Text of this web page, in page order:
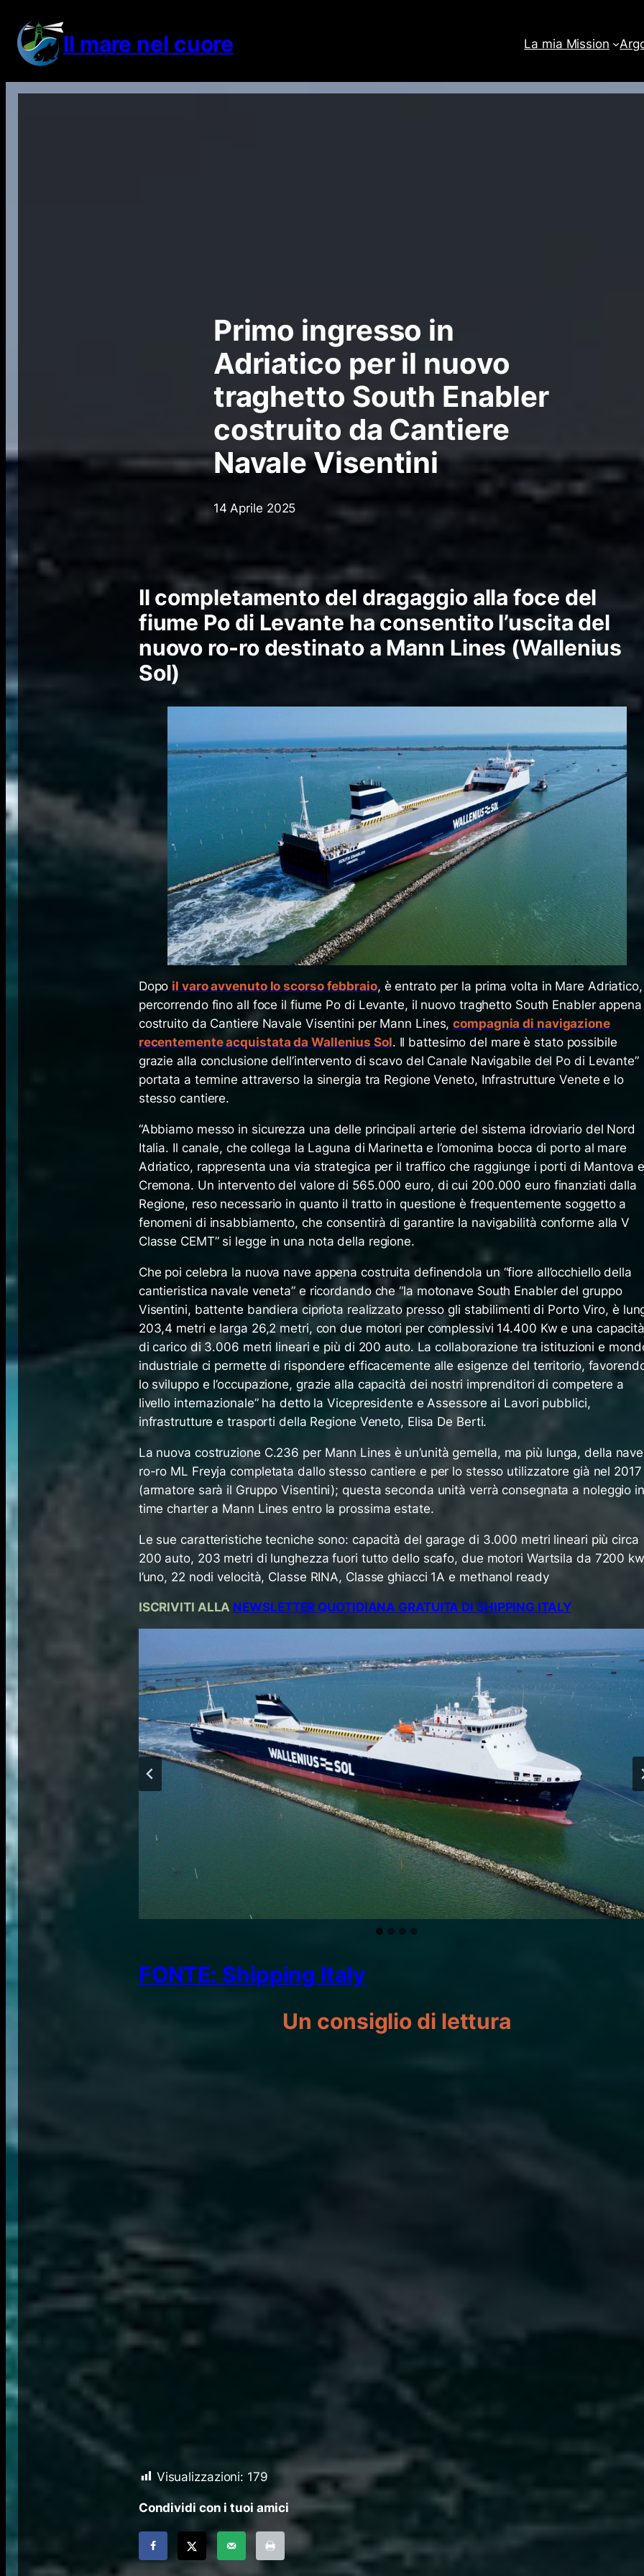
contenuto Il mare nel cuore La mia Mission
Primo ingresso in
Adriatico per il nuovo
traghetto South Enabler
costruito da Cantiere
Navale Visentini
14 Aprile 2025
Il completamento del dragaggio alla foce del
fiume Po di Levante ha consentito l’uscita del
nuovo ro-ro destinato a Mann Lines (Wallenius
Sol)
Dopo il varo avvenuto lo scorso febbraio, è entrato per la prima volta in Mare Adriatico,
percorrendo fino all foce il fiume Po di Levante, il nuovo traghetto South Enabler appena
costruito da Cantiere Navale Visentini per Mann Lines,compagnia di navigazione
recentemente acquistata da Wallenius Sol. Il battesimo del mare è stato possibile
grazie alla conclusione dell’intervento di scavo del Canale Navigabile del Po di Levante”
portata a termine attraverso la sinergia tra Regione Veneto, Infrastrutture Venete e lo
stesso cantiere.
“Abbiamo messo in sicurezza una delle principali arterie del sistema idroviario del Nord
Italia. Il canale, che collega la Laguna di Marinetta e l’omonima bocca di porto al mare
Adriatico, rappresenta una via strategica per il traffico che raggiunge i porti di Mantova e
Cremona. Un intervento del valore di 565.000 euro, di cui 200.000 euro finanziati dalla
Regione, reso necessario in quanto il tratto in questione è frequentemente soggetto a
fenomeni di insabbiamento, che consentirà di garantire la navigabilità conforme alla V
Classe CEMT” si legge in una nota della regione.
Che poi celebra la nuova nave appena costruita definendola un “fiore all’occhiello della
cantieristica navale veneta” e ricordando che “la motonave South Enabler del gruppo
Visentini, battente bandiera cipriota realizzato presso gli stabilimenti di Porto Viro, è
203,4 metri e larga 26,2 metri, con due motori per complessivi 14.400 Kw e una
di carico di 3.006 metri lineari e più di 200 auto. La collaborazione tra istituzioni e
industriale ci permette di rispondere efficacemente alle esigenze del territorio,
lo sviluppo e l’occupazione, grazie alla capacità dei nostri imprenditori di competere a
livello internazionale” ha detto la Vicepresidente e Assessore ai Lavori pubblici,
infrastrutture e trasporti della Regione Veneto, Elisa De Berti.
La nuova costruzione C.236 per Mann Lines è un’unità gemella, ma più lunga, della nave
ro-ro ML Freyja completata dallo stesso cantiere e per lo stesso utilizzatore già nel 2017
(armatore sarà il Gruppo Visentini); questa seconda unità verrà consegnata a noleggio in
time charter a Mann Lines entro la prossima estate.
Le sue caratteristiche tecniche sono: capacità del garage di 3.000 metri lineari più circa
200 auto, 203 metri di lunghezza fuori tutto dello scafo, due motori Wartsila da 7200 kw
l’uno, 22 nodi velocità, Classe RINA, Classe ghiacci 1A e methanol ready
ISCRIVITI ALLA NEWSLETTER QUOTIDIANA GRATUITA DI SHIPPING ITALY
FONTE: Shipping Italy
Un consiglio di lettura
Visualizzazioni: 179
Condividi con i tuoi amici